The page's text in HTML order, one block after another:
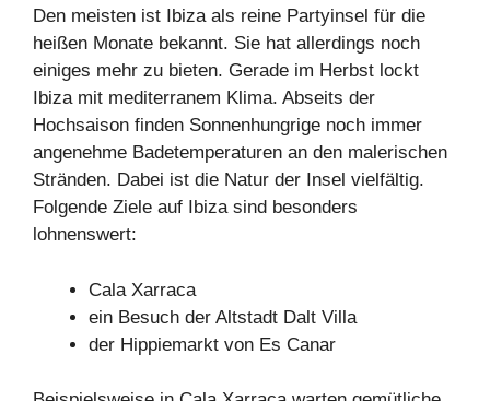
Den meisten ist Ibiza als reine Partyinsel für die
heißen Monate bekannt. Sie hat allerdings noch
einiges mehr zu bieten. Gerade im Herbst lockt
Ibiza mit mediterranem Klima. Abseits der
Hochsaison finden Sonnenhungrige noch immer
angenehme Badetemperaturen an den malerischen
Stränden. Dabei ist die Natur der Insel vielfältig.
Folgende Ziele auf Ibiza sind besonders
lohnenswert:
Cala Xarraca
ein Besuch der Altstadt Dalt Villa
der Hippiemarkt von Es Canar